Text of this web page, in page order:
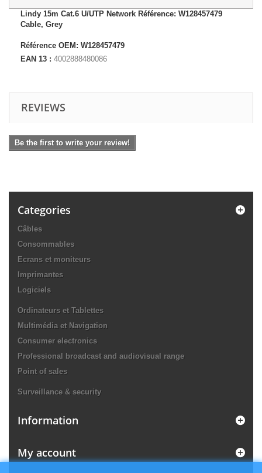
Lindy 15m Cat.6 U/UTP Network Référence: W128457479
Cable, Grey
Référence OEM: W128457479
EAN 13 : 4002888480086
REVIEWS
Be the first to write your review!
Categories
Câbles
Consommables
Ecrans et moniteurs
Imprimantes
Logiciels
Ordinateurs et Tablettes
Multimédia et Navigation
Consumer electronics
Professional broadcast and audiovisual range
Point of sales
Surveillance & security
Information
My account